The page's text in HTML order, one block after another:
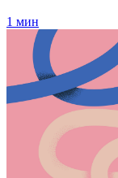
1 мин